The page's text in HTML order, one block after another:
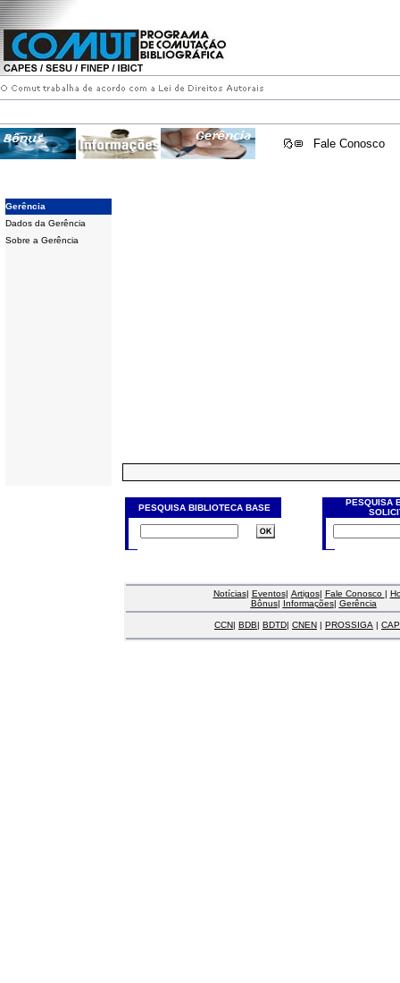
Fale Conosco
Gerência
Dados da Gerência
Sobre a Gerência
PESQUISA BIBLIOTECA BASE
PESQUISA
Notícias| Eventos| Artigos| Fale Conosco |
Bônus| Informações| Gerência
CCN| BDB| BDTD| CNEN | PROSSIGA |